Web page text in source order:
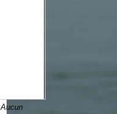
Aucun